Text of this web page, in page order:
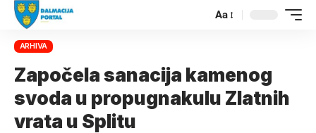
Aa
ARHIVA
Započela sanacija kamenog
svoda u propugnakulu Zlatnih
vrata u Splitu